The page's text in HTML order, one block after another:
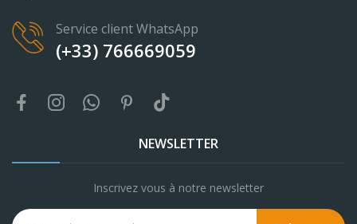
Service client WhatsApp
(+33) 766669059
NEWSLETTER
Inscrivez vous à notre newsletter